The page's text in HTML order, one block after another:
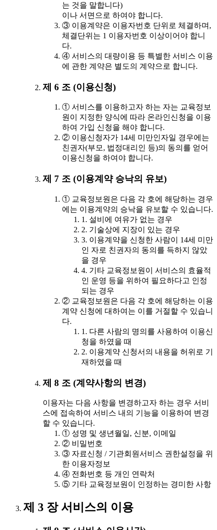
는 것을 말합니다)
이나 서면으로 하여야 합니다.
③ 이용계약은 이용자번호 단위로 체결하며,
체결단위는 1 이용자번호 이상이어야 합니
다.
④ 서비스의 대량이용 등 특별한 서비스 이용
에 관한 계약은 별도의 계약으로 합니다.
제 6 조 (이용신청)
① 서비스를 이용하고자 하는 자는 교육정보
원이 지정한 양식에 따라 온라인신청을 이용
하여 가입 신청을 해야 합니다.
② 이용신청자가 14세 미만인자일 경우에는
친권자(부모, 법정대리인 등)의 동의를 얻어
이용신청을 하여야 합니다.
제 7 조 (이용계약 승낙의 유보)
① 교육정보원은 다음 각 호에 해당하는 경우
에는 이용계약의 승낙을 유보할 수 있습니다.
1. 설비에 여유가 없는 경우
2. 기술상에 지장이 있는 경우
3. 이용계약을 신청한 사람이 14세 미만
인 자로 친권자의 동의를 득하지 않았
을 경우
4. 기타 교육정보원이 서비스의 효율적
인 운영 등을 위하여 필요하다고 인정
되는 경우
② 교육정보원은 다음 각 호에 해당하는 이용
계약 신청에 대하여는 이를 거절할 수 있습니
다.
1. 다른 사람의 명의를 사용하여 이용신
청을 하였을 때
2. 이용계약 신청서의 내용을 허위로 기
재하였을 때
제 8 조 (계약사항의 변경)
이용자는 다음 사항을 변경하고자 하는 경우 서비
스에 접속하여 서비스 내의 기능을 이용하여 변경
할 수 있습니다.
① 성명 및 생년월일, 신분, 이메일
② 비밀번호
③ 자료신청 / 기관회원서비스 권한설정을 위
한 이용자정보
④ 전화번호 등 개인 연락처
⑤ 기타 교육정보원이 인정하는 경미한 사항
제 3 장 서비스의 이용